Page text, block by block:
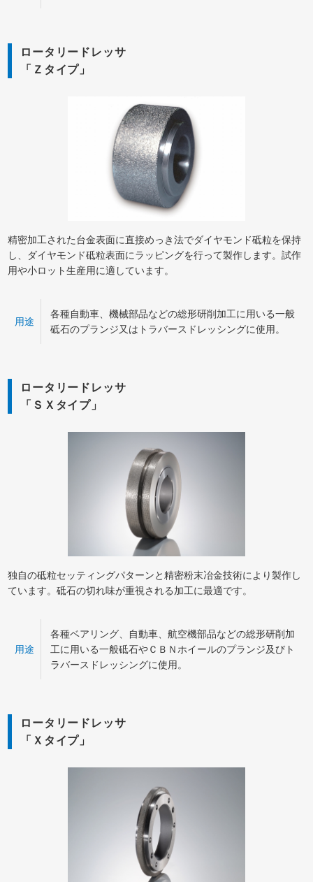
ロータリードレッサ
「Ｚタイプ」
精密加工された台金表面に直接めっき法でダイヤモンド砥粒を保持
し、ダイヤモンド砥粒表面にラッピングを行って製作します。試作
用や小ロット生産用に適しています。
用途
各種自動車、機械部品などの総形研削加工に用いる一般
砥石のプランジ又はトラバースドレッシングに使用。
ロータリードレッサ
「ＳＸタイプ」
独自の砥粒セッティングパターンと精密粉末冶金技術により製作し
ています。砥石の切れ味が重視される加工に最適です。
用途
各種ベアリング、自動車、航空機部品などの総形研削加
工に用いる一般砥石やＣＢＮホイールのプランジ及びト
ラバースドレッシングに使用。
ロータリードレッサ
「Ｘタイプ」